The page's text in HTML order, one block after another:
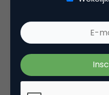
e-business
online
5 Reacties